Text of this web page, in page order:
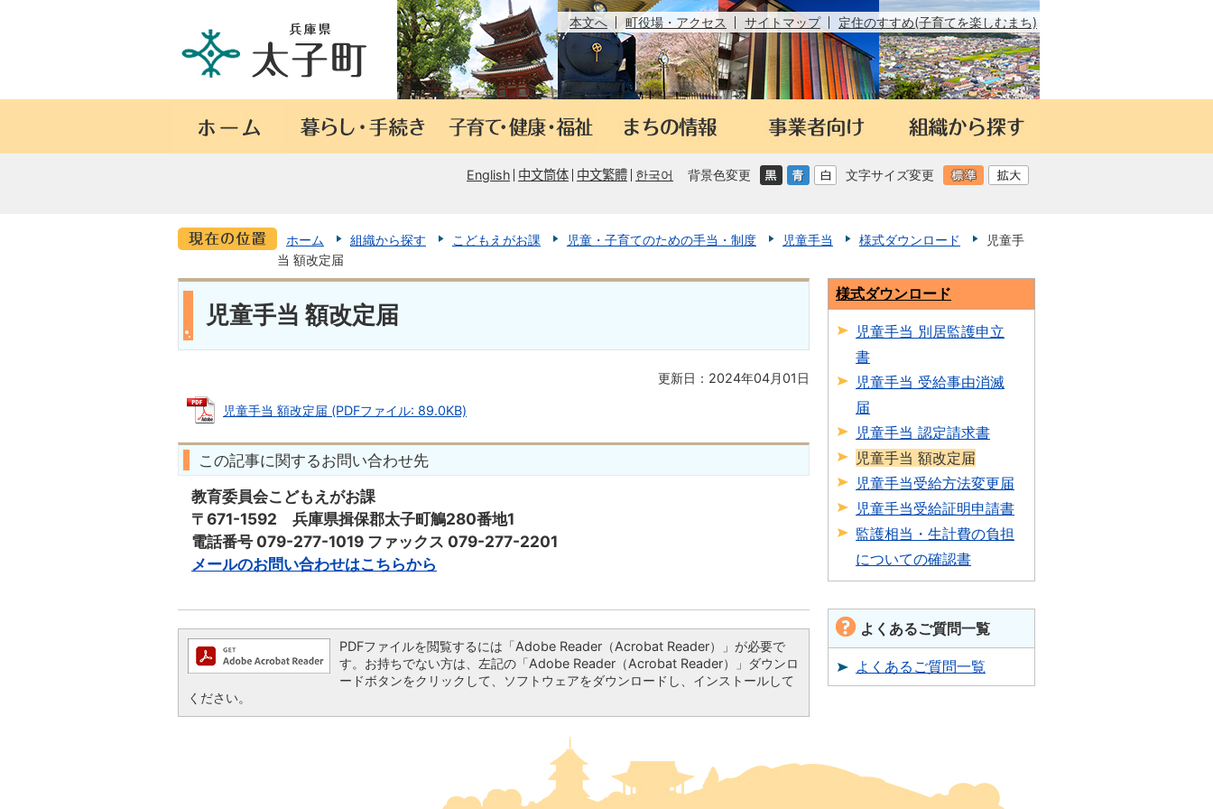
本文へ 町役場・アクセス サイトマップ 定住のすすめ(子育てを楽しむまち)
English 中文筒体 中文繁體 한국어 背景色変更 文字サイズ変更
ホーム 組織から探す こどもえがお課 児童・子育てのための手当・制度 児童手当 様式ダウンロード
児童手
当 額改定届
児童手当 額改定届
更新日：2024年04月01日
児童手当 額改定届 (PDFファイル: 89.0KB)
この記事に関するお問い合わせ先
教育委員会こどもえがお課
〒671-1592 兵庫県揖保郡太子町鵤280番地1
電話番号 079-277-1019 ファックス 079-277-2201
メールのお問い合わせはこちらから
PDFファイルを閲覧するには「Adobe Reader（Acrobat Reader）」が必要で
す。お持ちでない方は、左記の「Adobe Reader（Acrobat Reader）」ダウンロ
ードボタンをクリックして、ソフトウェアをダウンロードし、インストールして
ください。
様式ダウンロード
児童手当 別居監護申立
書
児童手当 受給事由消滅
届
児童手当 認定請求書
児童手当 額改定届
児童手当受給方法変更届
児童手当受給証明申請書
監護相当・生計費の負担
についての確認書
よくあるご質問一覧
よくあるご質問一覧